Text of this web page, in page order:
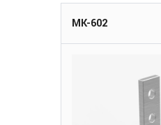
MK-602